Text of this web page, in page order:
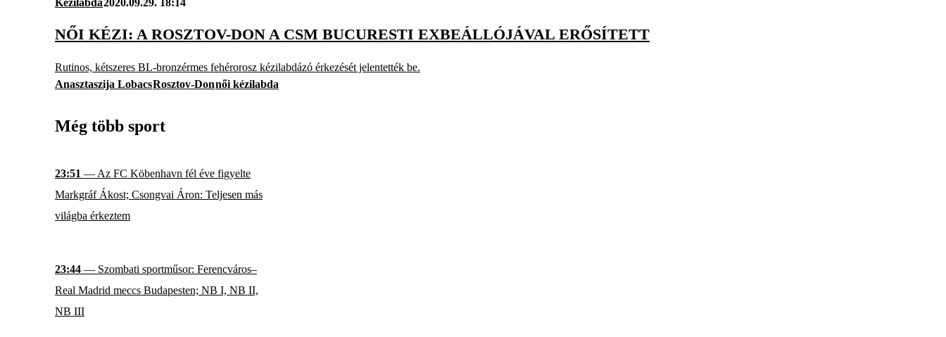
Kézilabda2020.09.29. 18:14
NŐI KÉZI: A ROSZTOV-DON A CSM BUCURESTI EXBEÁLLÓJÁVAL ERŐSÍTETT
Rutinos, kétszeres BL-bronzérmes fehérorosz kézilabdázó érkezését jelentették be.
Anasztaszija LobacsRosztov-Donnői kézilabda
Még több sport
23:51 — Az FC Köbenhavn fél éve figyelte
Markgráf Ákost; Csongvai Áron: Teljesen más
világba érkeztem
23:44 — Szombati sportműsor: Ferencváros–
Real Madrid meccs Budapesten; NB I, NB II,
NB III